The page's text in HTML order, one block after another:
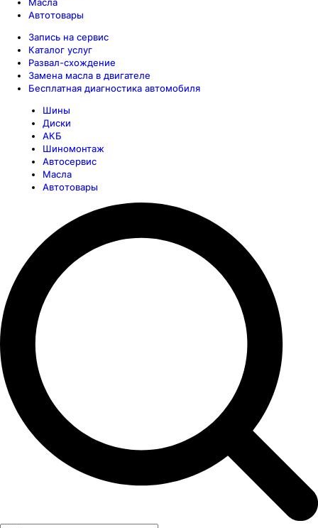
Автотовары
Запись на сервис
Каталог услуг
Развал-схождение
Замена масла в двигателе
Бесплатная диагностика автомобиля
Шины
Диски
АКБ
Шиномонтаж
Автосервис
Масла
Автотовары